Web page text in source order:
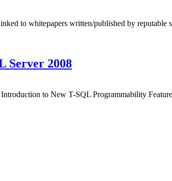
to whitepapers written/published by reputable
Server 2008
to New T-SQL Programmability